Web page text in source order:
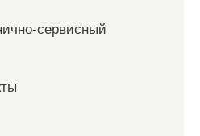
сервисный